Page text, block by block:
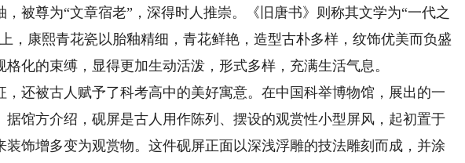
被尊为“文章宿老”，深得时人推崇。《旧唐书》则称其文学为“一代之
，康熙青花瓷以胎釉精细，青花鲜艳，造型古朴多样，纹饰优美而负盛
化的束缚，显得更加生动活泼，形式多样，充满生活气息。
被古人赋予了科考高中的美好寓意。在中国科举博物馆，展出的一
据馆方介绍，砚屏是古人用作陈列、摆设的观赏性小型屏风，起初置于
装饰增多变为观赏物。这件砚屏正面以深浅浮雕的技法雕刻而成，并涂